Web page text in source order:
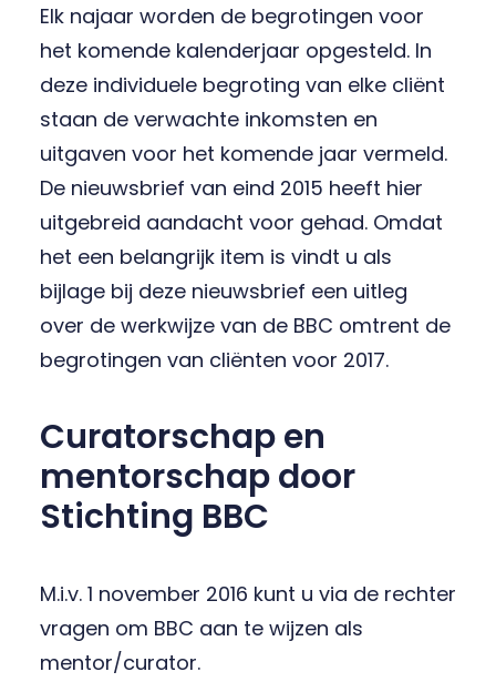
Elk najaar worden de begrotingen voor
het komende kalenderjaar opgesteld. In
deze individuele begroting van elke cliënt
staan de verwachte inkomsten en
uitgaven voor het komende jaar vermeld.
De nieuwsbrief van eind 2015 heeft hier
uitgebreid aandacht voor gehad. Omdat
het een belangrijk item is vindt u als
bijlage bij deze nieuwsbrief een uitleg
over de werkwijze van de BBC omtrent de
begrotingen van cliënten voor 2017.
Curatorschap en
mentorschap door
Stichting BBC
M.i.v. 1 november 2016 kunt u via de rechter
vragen om BBC aan te wijzen als
mentor/curator.